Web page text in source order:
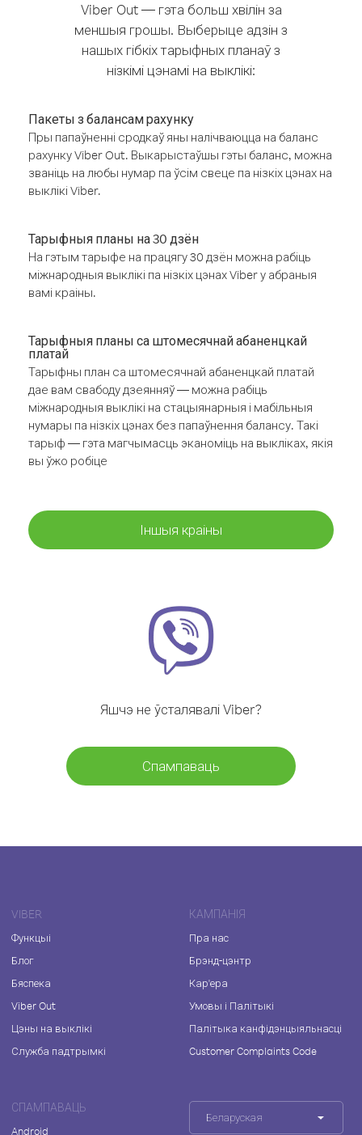
Viber Out — гэта больш хвілін за
меншыя грошы. Выберыце адзін з
нашых гібкіх тарыфных планаў з
нізкімі цэнамі на выклікі:
Пакеты з балансам рахунку
Пры папаўненні сродкаў яны налічваюцца на баланс
рахунку Viber Out. Выкарыстаўшы гэты баланс, можна
званіць на любы нумар па ўсім свеце па нізкіх цэнах на
выклікі Viber.
Тарыфныя планы на 30 дзён
На гэтым тарыфе на працягу 30 дзён можна рабіць
міжнародныя выклікі па нізкіх цэнах Viber у абраныя
вамі краіны.
Тарыфныя планы са штомесячнай абаненцкай
платай
Тарыфны план са штомесячнай абаненцкай платай
дае вам свабоду дзеянняў — можна рабіць
міжнародныя выклікі на стацыянарныя і мабільныя
нумары па нізкіх цэнах без папаўнення балансу. Такі
тарыф — гэта магчымасць эканоміць на выкліках, якія
вы ўжо робіце
Іншыя краіны
Яшчэ не ўсталявалі Viber?
Спампаваць
VIBER
Функцыі
Блог
Бяспека
Viber Out
Цэны на выклікі
Служба падтрымкі
КАМПАНІЯ
Пра нас
Брэнд-цэнтр
Кар'ера
Умовы і Палітыкі
Палітыка канфідэнцыяльнасці
Customer Complaints Code
СПАМПАВАЦЬ
Android
Беларуская